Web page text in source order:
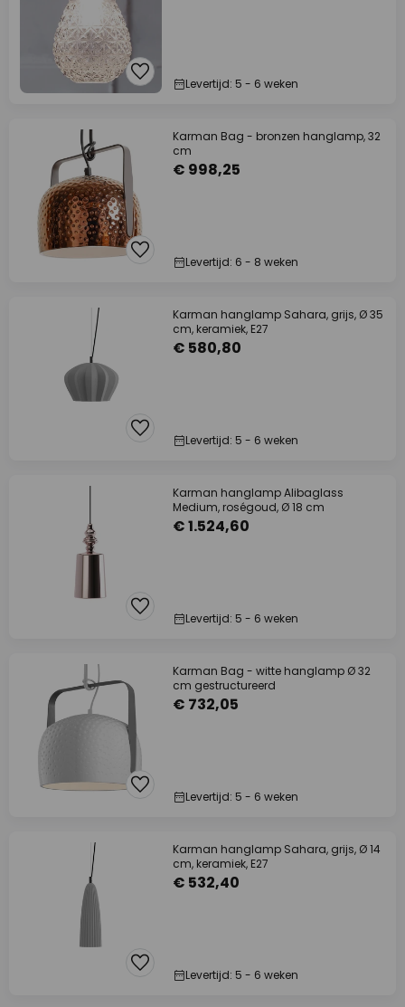
Levertijd: 5 - 6 weken
Karman Bag - bronzen hanglamp, 32
cm
€ 998,25
Levertijd: 6 - 8 weken
Karman hanglamp Sahara, grijs, Ø 35
cm, keramiek, E27
€ 580,80
Levertijd: 5 - 6 weken
Karman hanglamp Alibaglass
Medium, roségoud, Ø 18 cm
€ 1.524,60
Levertijd: 5 - 6 weken
Karman Bag - witte hanglamp Ø 32
cm gestructureerd
€ 732,05
Levertijd: 5 - 6 weken
Karman hanglamp Sahara, grijs, Ø 14
cm, keramiek, E27
€ 532,40
Levertijd: 5 - 6 weken